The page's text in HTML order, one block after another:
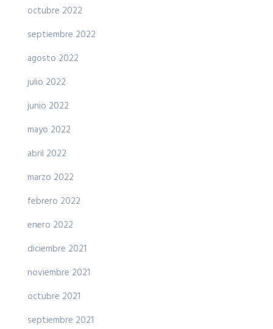
octubre 2022
septiembre 2022
agosto 2022
julio 2022
junio 2022
mayo 2022
abril 2022
marzo 2022
febrero 2022
enero 2022
diciembre 2021
noviembre 2021
octubre 2021
septiembre 2021